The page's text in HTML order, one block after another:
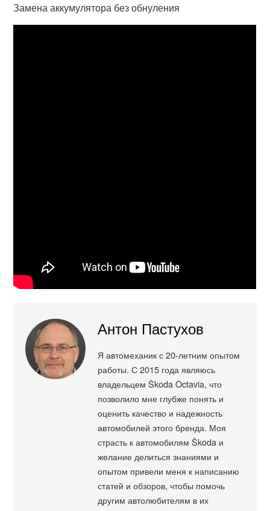
Замена аккумулятора без обнуления
Антон Пастухов
Я автомеханик с 20-летним опытом
работы. С 2015 года являюсь
владельцем Škoda Octavia, что
позволило мне глубже понять и
оценить качество и надежность
автомобилей этого бренда. Моя
страсть к автомобилям Škoda и
желание делиться знаниями и
опытом привели меня к написанию
статей и обзоров, чтобы помочь
другим автолюбителям в их